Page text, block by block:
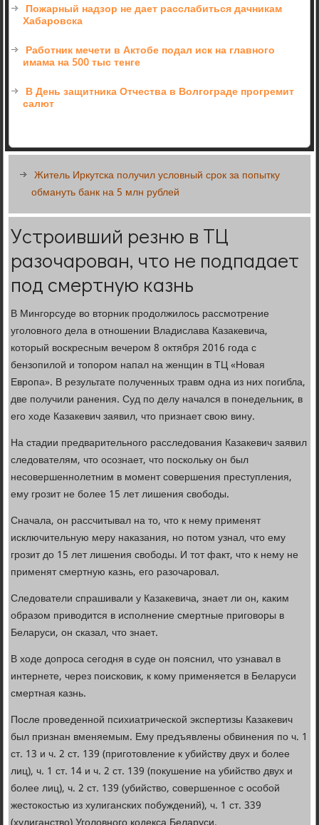
Пожарный надзор не дает расслабиться дачникам
Хабаровска
Работник мечети в Актобе подал иск на главного
имама на 500 тыс тенге
В День защитника Отчества в Волгограде прогремит
салют
Житель Иркутска получил условный срок за попытку
обмануть банк на 5 млн рублей
Устроивший резню в ТЦ
разочарован, что не подпадает
под смертную казнь
В Мингорсуде во вторник продолжилось рассмотрение
уголовного дела в отношении Владислава Казакевича,
который воскресным вечером 8 октября 2016 года с
бензопилой и топором напал на женщин в ТЦ «Новая
Европа». В результате полученных травм одна из них погибла,
две получили ранения. Суд по делу начался в понедельник, в
его ходе Казакевич заявил, что признает свою вину.
На стадии предварительного расследования Казакевич заявил
следователям, что осознает, что поскольку он был
несовершеннолетним в момент совершения преступления,
ему грозит не более 15 лет лишения свободы.
Сначала, он рассчитывал на то, что к нему применят
исключительную меру наказания, но потом узнал, что ему
грозит до 15 лет лишения свободы. И тот факт, что к нему не
применят смертную казнь, его разочаровал.
Следователи спрашивали у Казакевича, знает ли он, каким
образом приводится в исполнение смертные приговоры в
Беларуси, он сказал, что знает.
В ходе допроса сегодня в суде он пояснил, что узнавал в
интернете, через поисковик, к кому применяется в Беларуси
смертная казнь.
После проведенной психиатрической экспертизы Казакевич
был признан вменяемым. Ему предъявлены обвинения по ч. 1
ст. 13 и ч. 2 ст. 139 (приготовление к убийству двух и более
лиц), ч. 1 ст. 14 и ч. 2 ст. 139 (покушение на убийство двух и
более лиц), ч. 2 ст. 139 (убийство, совершенное с особой
жестокостью из хулиганских побуждений), ч. 1 ст. 339